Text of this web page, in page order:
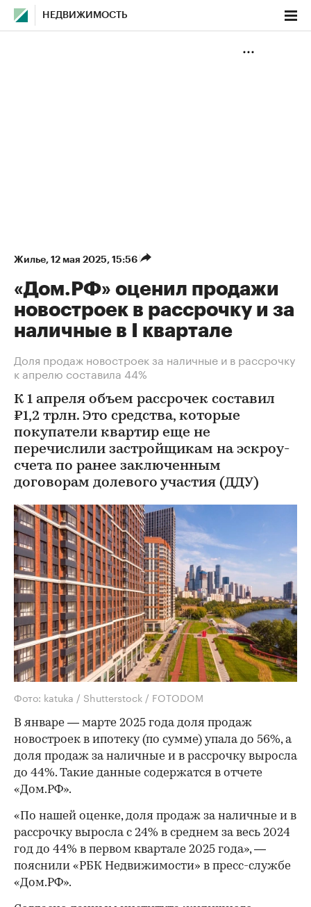
НЕДВИЖИМОСТЬ
Жилье⁠, 12 мая 2025, 15:56
«Дом.РФ» оценил продажи
новостроек в рассрочку и за
наличные в I квартале
Доля продаж новостроек за наличные и в рассрочку
к апрелю составила 44%
К 1 апреля объем рассрочек составил
₽1,2 трлн. Это средства, которые
покупатели квартир еще не
перечислили застройщикам на эскроу-
счета по ранее заключенным
договорам долевого участия (ДДУ)
Фото: katuka / Shutterstock / FOTODOM
В январе — марте 2025 года доля продаж
новостроек в ипотеку (по сумме) упала до 56%, а
доля продаж за наличные и в рассрочку выросла
до 44%. Такие данные содержатся в отчете
«Дом.РФ».
«По нашей оценке, доля продаж за наличные и в
рассрочку выросла с 24% в среднем за весь 2024
год до 44% в первом квартале 2025 года», —
пояснили «РБК Недвижимости» в пресс-службе
«Дом.РФ».